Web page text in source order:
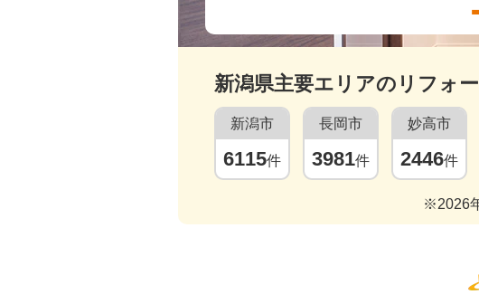
新潟県主要エリアのリフォ
新潟市
6115件
長岡市
3981件
妙高市
2446件
※2026